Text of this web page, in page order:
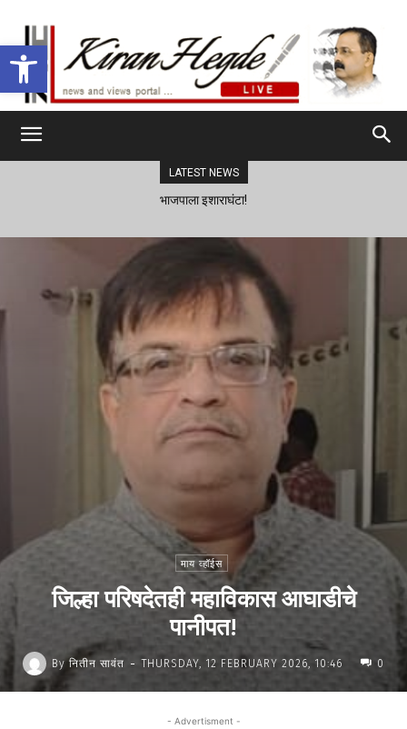
Open toolbar
LATEST NEWS
भाजपाला इशाराघंटा!
माय व्हॉईस
जिल्हा परिषदेतही महाविकास आघाडीचे
पानीपत!
By नितीन सावंत - THURSDAY, 12 FEBRUARY 2026, 10:46 0
- Advertisment -